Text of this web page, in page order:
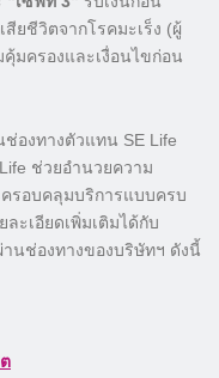
ยชีวิตจากโรคมะเร็ง (ผู้
มครองและเงื่อนไขก่อน
ช่องทางตัวแทน SE Life
ช่วยอำนวยความ
รอบคลุมบริการแบบครบ
ะเอียดเพิ่มเติมได้กับ
นช่องทางของบริษัทฯ ดังนี้